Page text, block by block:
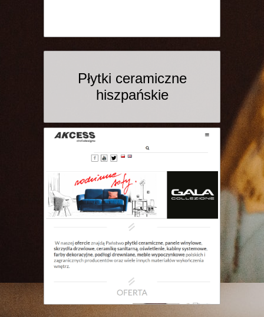
Płytki ceramiczne
hiszpańskie